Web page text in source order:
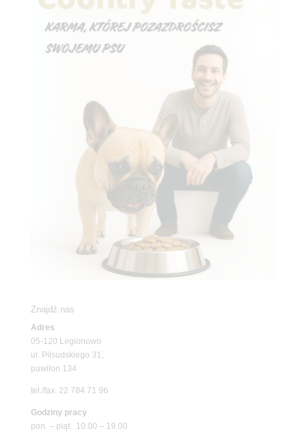
Znajdź nas
Adres
05-120 Legionowo
ul. Piłsudskiego 31,
pawilon 134
tel./fax. 22 784 71 96
Godziny pracy
pon. – piąt. 10.00 – 19.00